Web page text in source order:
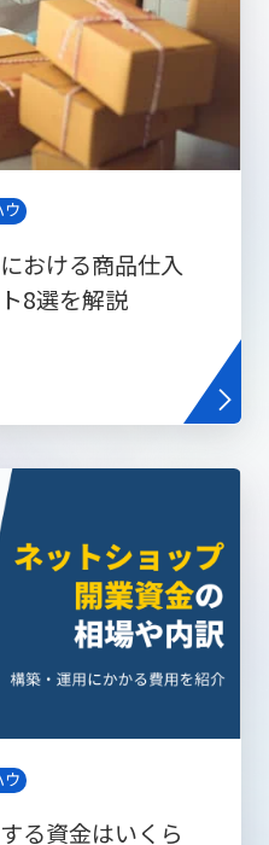
ウ
おける商品仕入
8選を解説
ウ
る資金はいくら